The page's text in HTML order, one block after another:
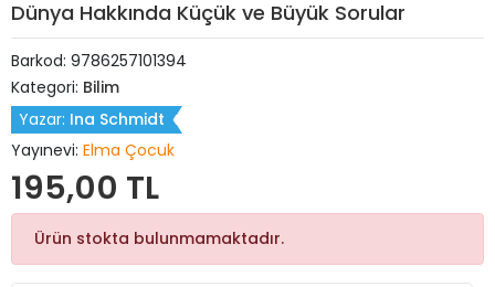
Dünya Hakkında Küçük ve Büyük Sorular
Barkod: 9786257101394
Kategori: Bilim
Yazar: Ina Schmidt
Yayınevi: Elma Çocuk
195,00 TL
Ürün stokta bulunmamaktadır.